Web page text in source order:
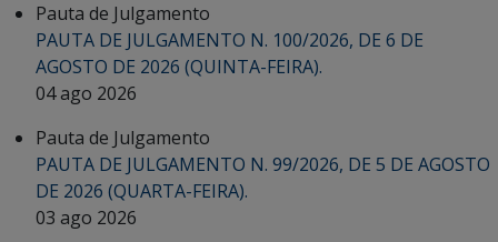
Pauta de Julgamento
PAUTA DE JULGAMENTO N. 100/2026, DE 6 DE
AGOSTO DE 2026 (QUINTA-FEIRA).
04 ago 2026
Pauta de Julgamento
PAUTA DE JULGAMENTO N. 99/2026, DE 5 DE AGOSTO
DE 2026 (QUARTA-FEIRA).
03 ago 2026